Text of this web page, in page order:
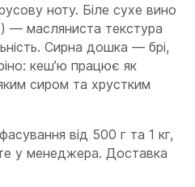
ноту. Біле сухе вино
— масляниста текстура
Сирна дошка — брі,
кеш’ю працює як
сиром та хрустким
від 500 г та 1 кг,
у менеджера. Доставка